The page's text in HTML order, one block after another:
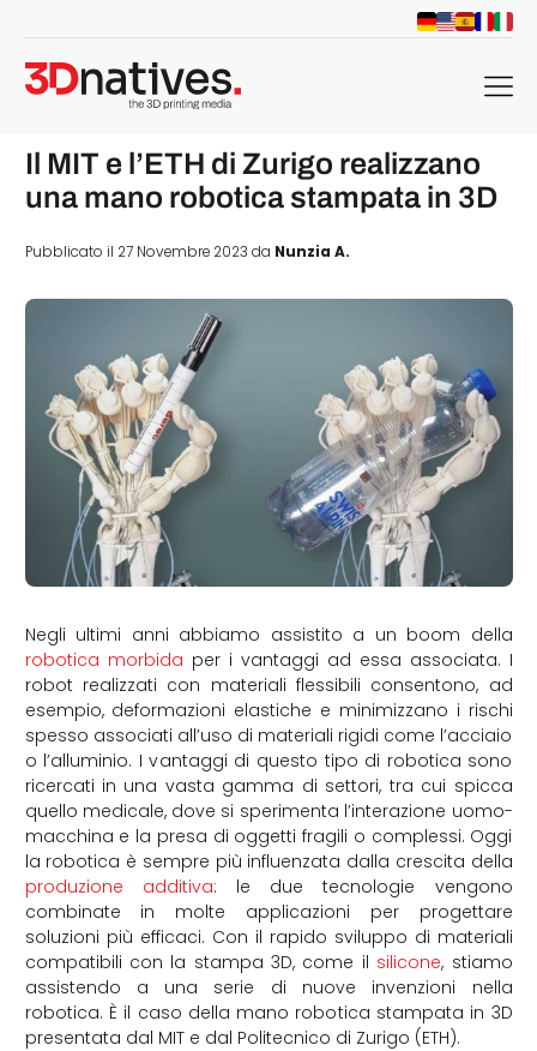
menu
Il MIT e l’ETH di Zurigo realizzano
una mano robotica stampata in 3D
Pubblicato il 27 Novembre 2023 da Nunzia A.
Negli ultimi anni abbiamo assistito a un boom della
robotica morbida per i vantaggi ad essa associata. I
robot realizzati con materiali flessibili consentono, ad
esempio, deformazioni elastiche e minimizzano i rischi
spesso associati all’uso di materiali rigidi come l’acciaio
o l’alluminio. I vantaggi di questo tipo di robotica sono
ricercati in una vasta gamma di settori, tra cui spicca
quello medicale, dove si sperimenta l’interazione uomo-
macchina e la presa di oggetti fragili o complessi. Oggi
la robotica è sempre più influenzata dalla crescita della
produzione additiva: le due tecnologie vengono
combinate in molte applicazioni per progettare
soluzioni più efficaci. Con il rapido sviluppo di materiali
compatibili con la stampa 3D, come il silicone, stiamo
assistendo a una serie di nuove invenzioni nella
robotica. È il caso della mano robotica stampata in 3D
presentata dal MIT e dal Politecnico di Zurigo (ETH).